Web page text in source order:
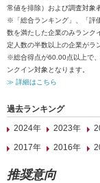
常値を排除）および調査対象
※「総合ランキング」、「評
数を満たした企業のみランク
定人数の半数以上の企業がラ
※総合得点が60.00点以上で
ンクイン対象となります。
≫ 詳細はこちら
過去ランキング
2024年
2023年
2017年
2016年
推奨意向